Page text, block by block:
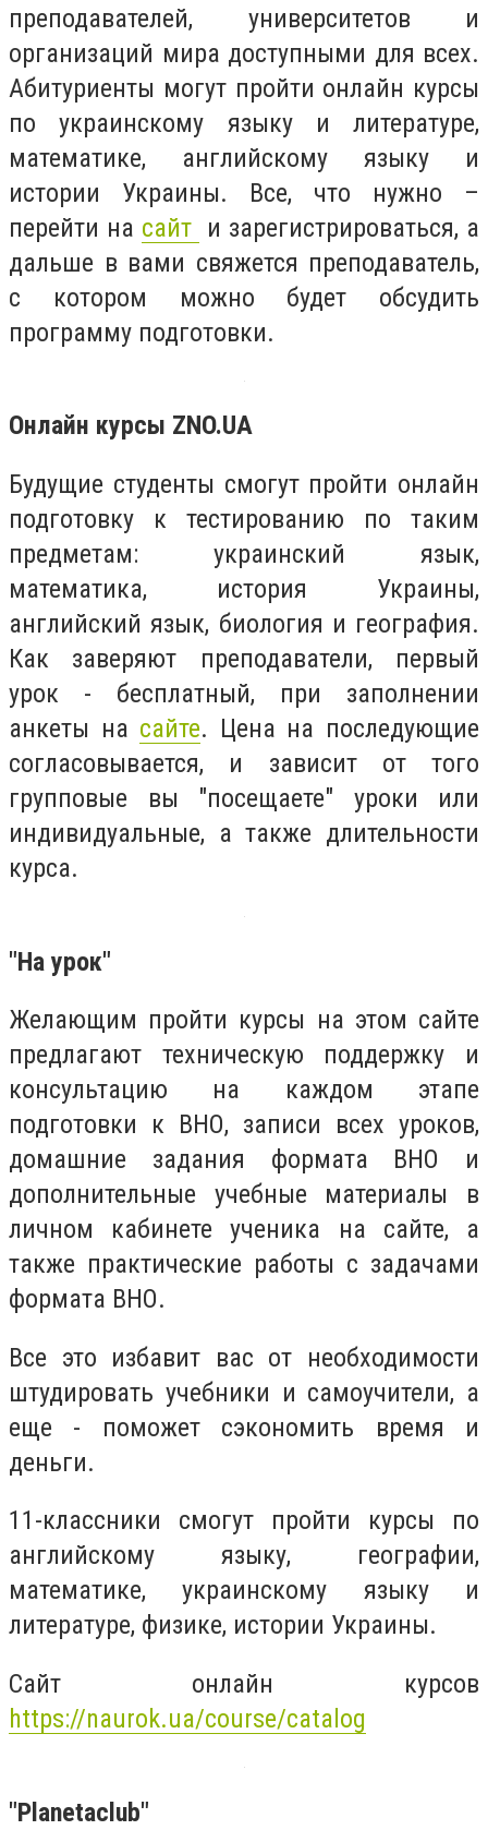
преподавателей, университетов и
организаций мира доступными для всех.
Абитуриенты могут пройти онлайн курсы
по украинскому языку и литературе,
математике, английскому языку и
истории Украины. Все, что нужно –
перейти на сайт и зарегистрироваться, а
дальше в вами свяжется преподаватель,
с котором можно будет обсудить
программу подготовки.
Онлайн курсы ZNO.UA
Будущие студенты смогут пройти онлайн
подготовку к тестированию по таким
предметам: украинский язык,
математика, история Украины,
английский язык, биология и география.
Как заверяют преподаватели, первый
урок - бесплатный, при заполнении
анкеты на сайте. Цена на последующие
согласовывается, и зависит от того
групповые вы "посещаете" уроки или
индивидуальные, а также длительности
курса.
"На урок"
Желающим пройти курсы на этом сайте
предлагают техническую поддержку и
консультацию на каждом этапе
подготовки к ВНО, записи всех уроков,
домашние задания формата ВНО и
дополнительные учебные материалы в
личном кабинете ученика на сайте, а
также практические работы с задачами
формата ВНО.
Все это избавит вас от необходимости
штудировать учебники и самоучители, а
еще - поможет сэкономить время и
деньги.
11-классники смогут пройти курсы по
английскому языку, географии,
математике, украинскому языку и
литературе, физике, истории Украины.
Сайт онлайн курсов
https://naurok.ua/course/catalog
"Рlanetaclub"